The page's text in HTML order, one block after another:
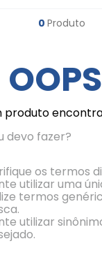
0 Produto
produto
devo fazer?
os termos
utilizar uma
termos
utilizar